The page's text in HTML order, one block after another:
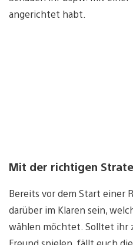
angerichtet habt.
Mit der richtigen
Bereits vor dem Start einer
darüber im Klaren sein,
wählen möchtet. Solltet ihr